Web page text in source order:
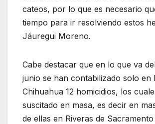
cateos, por lo que es necesario
tiempo para ir resolviendo estos
Jáuregui Moreno.
Cabe destacar que en lo que va
junio se han contabilizado solo en
Chihuahua 12 homicidios, los
suscitado en masa, es decir en
de ellas en Riveras de